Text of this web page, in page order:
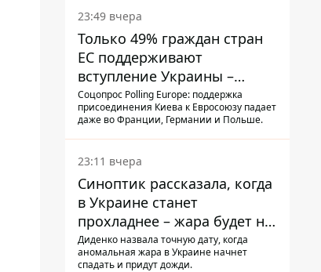
23:49 вчера
Только 49% граждан стран
ЕС поддерживают
вступление Украины –
результаты опроса
Соцопрос Polling Europe: поддержка
присоединения Киева к Евросоюзу падает
даже во Франции, Германии и Польше.
23:11 вчера
Синоптик рассказала, когда
в Украине станет
прохладнее – жара будет не
долго
Диденко назвала точную дату, когда
аномальная жара в Украине начнет
спадать и придут дожди.